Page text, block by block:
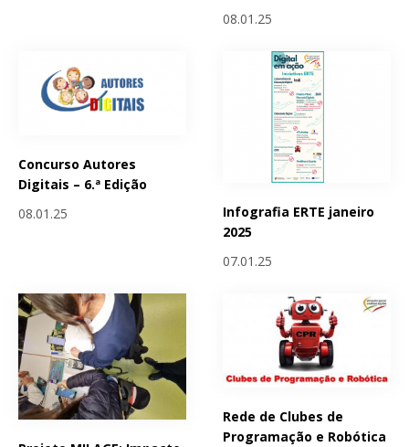
08.01.25
Concurso Autores
Digitais – 6.ª Edição
08.01.25
Infografia ERTE janeiro
2025
07.01.25
Rede de Clubes de
Programação e Robótica